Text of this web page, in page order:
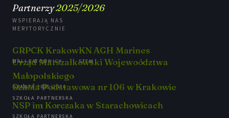
Partnerzy2025/2026
WSPIERAJĄ NAS
MERYTORYCZNIE
GRPCK Krakow
MALI RATOWNICY
KN AGH Marines
STEM
Urząd Marszałkowski Wojewoództwa
Małopolskiego
GRANTY 2025/2026
Szkoła Podstawowa nr 106 w Krakowie
SZKOŁA PARTNERSKA
NSP im Korczaka w Starachowicach
SZKOŁA PARTNERSKA